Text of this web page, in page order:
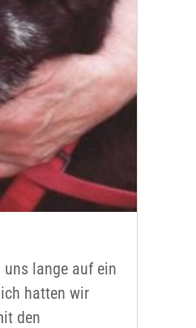
uns lange auf ein
hatten wir
den